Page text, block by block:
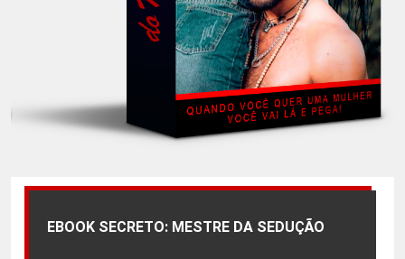
EBOOK SECRETO: MESTRE DA SEDUÇÃO